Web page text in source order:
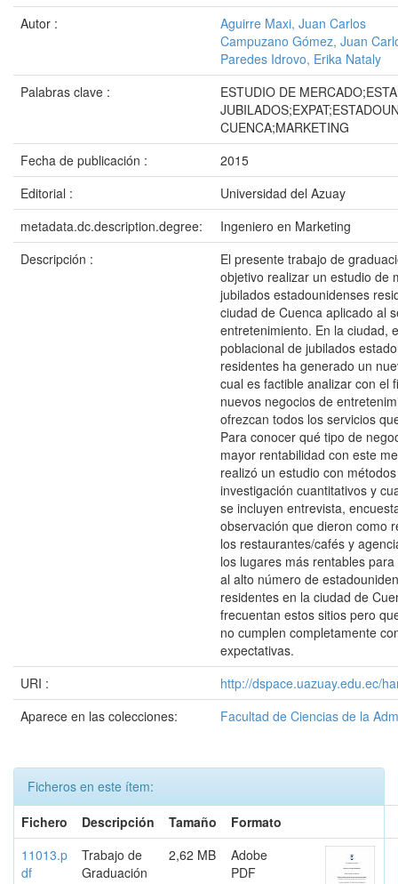
Autor :
Aguirre Maxi, Juan Carlos
Campuzano Gómez, Juan
Paredes Idrovo, Erika Nataly
Palabras clave :
ESTUDIO DE
CUENCA;MARKETING
Fecha de publicación :
2015
Editorial :
Universidad del Azuay
metadata.dc.description.degree:
Ingeniero en Marketing
Descripción :
El presente trabajo de
objetivo realizar un estudio de
jubilados estadounidenses
ciudad de Cuenca aplicado al
entretenimiento. En la ciudad,
poblacional de jubilados
residentes ha generado un
cual es factible analizar con el
nuevos negocios de
ofrezcan todos los servicios
Para conocer qué tipo de
mayor rentabilidad con este
realizó un estudio con
investigación cuantitativos y
se incluyen entrevista,
observación que dieron como
los restaurantes/cafés y
los lugares más rentables
al alto número de
residentes en la ciudad de
frecuentan estos sitios pero
no cumplen completamente
expectativas.
URI :
http://dspace.uazuay.edu.ec/
Aparece en las colecciones:
Facultad de Ciencias de la
Ficheros en este ítem:
Fichero
Descripción Tamaño
Formato
11013.p
df
Trabajo de
Graduación
2,62 MB
Adobe
PDF